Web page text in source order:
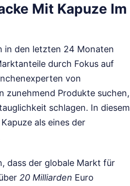
Mit Kapuze Im
in den letzten 24 Monaten
durch Fokus auf
von
zunehmend Produkte suchen,
schlagen. In diesem
als eines der
dass der globale Markt für
20 Milliarden Euro